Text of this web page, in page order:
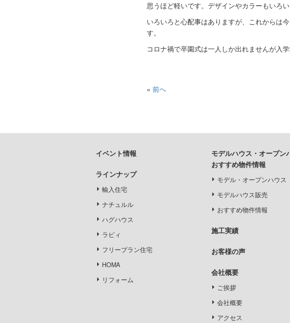
思うほど軽いです。デザインやカラーもいろい
いろいろと心配事はありますが、これからは
す。
コロナ禍で卒園式は一人しか出れませんが入
« 前へ
イベント情報
ラインナップ
輸入住宅
ナチュルル
ハグハウス
ラビィ
フリープラン住宅
HOMA
リフォーム
モデルハウス・オープン
おすすめ物件情報
モデル・オープンハウス
モデルハウス販売
おすすめ物件情報
施工実績
お客様の声
会社概要
ご挨拶
会社概要
アクセス